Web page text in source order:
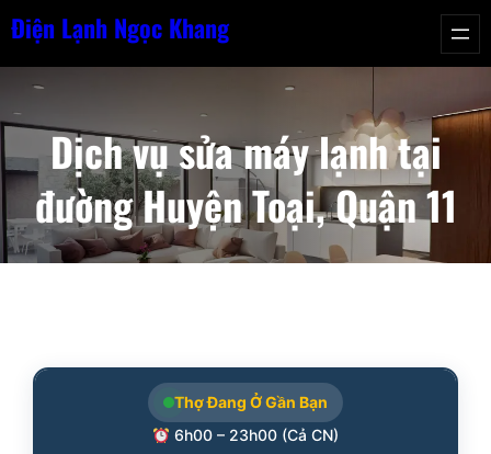
Chuyển
nội
Điện Lạnh Ngọc Khang
Dịch vụ sửa máy lạnh tại
đường Huyện Toại, Quận 11
Thợ Đang Ở Gần Bạn
6h00 – 23h00 (Cả CN)